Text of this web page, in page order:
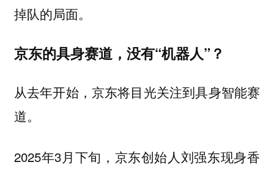
掉队的局面。
京东的具身赛道，没有“机器人”？
从去年开始，京东将目光关注到具身智能赛
道。
2025年3月下旬，京东创始人刘强东现身香